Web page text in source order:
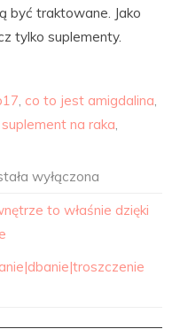
być traktowane. Jako
tylko suplementy.
, co to jest amigdalina,
suplement na raka,
wyłączona
to właśnie dzięki